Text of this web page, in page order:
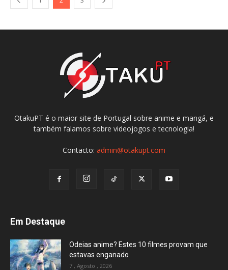
OtakuPT é o maior site de Portugal sobre anime e mangá, e
também falamos sobre videojogos e tecnologia!
Contacto: admin@otakupt.com
Em Destaque
Odeias anime? Estes 10 filmes provam que
estavas enganado
7 , Agosto , 2026